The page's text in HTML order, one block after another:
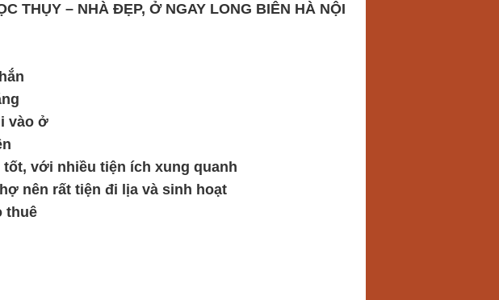
THỤY – NHÀ ĐẸP, Ở NGAY LONG BIÊN HÀ NỘI
vào ở
với nhiều tiện ích xung quanh
nên rất tiện đi lịa và sinh hoạt
thuê